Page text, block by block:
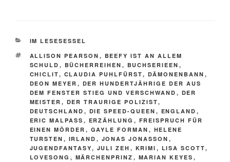
KATEGORIEN
IM LESESESSEL
SCHLAGWÖRTER
ALLISON PEARSON , BEEFY IST AN ALLEM
SCHULD , BÜCHERREIHEN , BUCHSERIEEN ,
CHICLIT, CLAUDIA PUHLFÜRST, DÄMONENBANN ,
DEON MEYER , DER HUNDERTJÄHRIGE DER AUS
DEM FENSTER STIEG UND VERSCHWAND , DER
MEISTER , DER TRAURIGE POLIZIST,
DEUTSCHLAND , DIE SPEED-QUEEN , ENGLAND ,
ERIC MALPASS , ERZÄHLUNG , FREISPRUCH FÜR
EINEN MÖRDER , GAYLE FORMAN , HELENE
TURSTEN , IRLAND , JONAS JONASSON ,
JUGENDFANTASY, JULI ZEH , KRIMI , LISA SCOTT,
LOVESONG , MÄRCHENPRINZ , MARIAN KEYES ,